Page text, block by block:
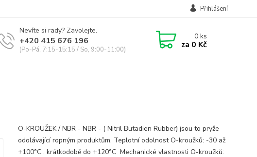
Přihlášení
Nevíte si rady? Zavolejte.
+420 415 676 196
(Po-Pá, 7:15-15:15 / So, 9:00-11:00)
0ks
za 0 Kč
O-KROUŽEK / NBR - NBR - ( Nitril Butadien Rubber) jsou to pryže
odolávající ropným produktům. Teplotní odolnost O-kroužků: -30 až
+100°C , krátkodobě do +120°C Mechanické vlastnosti O-kroužků: